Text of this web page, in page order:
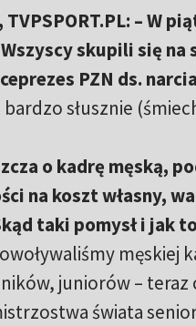
– W
skupili się
PZN ds.
bardzo słusznie
o kadrę męską,
na koszt własny,
taki pomysł i jak
męskiej
juniorów –
świata